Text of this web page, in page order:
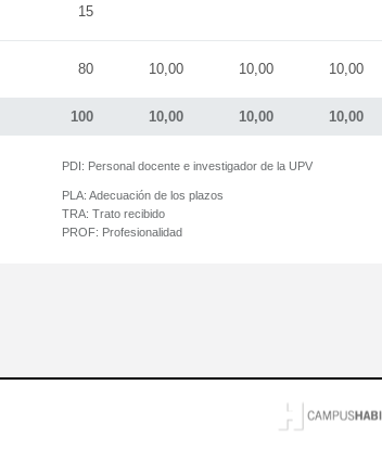
100 10,00 10,00 10,00
15
80 10,00 10,00 10,00
PDI: Personal docente e investigador de la UPV
PLA: Adecuación de los plazos
TRA: Trato recibido
PROF: Profesionalidad